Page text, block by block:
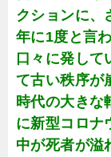
クションに、
年に1度と言
口々に発して
て古い秩序が
時代の大きな
に新型コロナ
中が死者が溢